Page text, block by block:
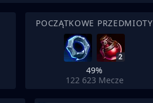
POCZĄTKOWE PRZEDMIOTY
2
49%
122 623 Mecze